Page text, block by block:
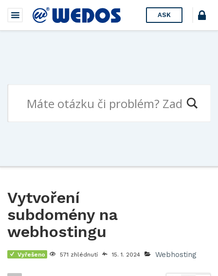
ASK
Vytvoření
subdomény na
webhostingu
Vyřešeno 571 zhlédnutí 15. 1. 2024 Webhosting